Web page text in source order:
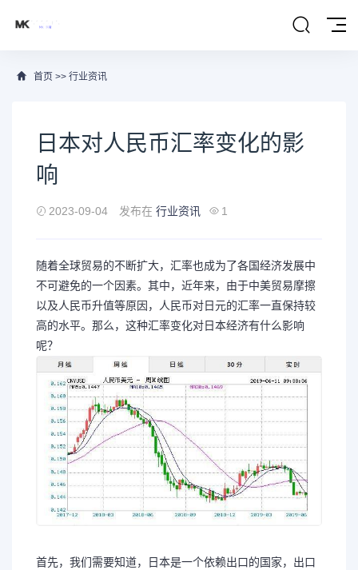
首页 >> 行业资讯
日本对人民币汇率变化的影
响
2023-09-04 发布在 行业资讯 1
随着全球贸易的不断扩大，汇率也成为了各国经济发展中
不可避免的一个因素。其中，近年来，由于中美贸易摩擦
以及人民币升值等原因，人民币对日元的汇率一直保持较
高的水平。那么，这种汇率变化对日本经济有什么影响
呢？
首先，我们需要知道，日本是一个依赖出口的国家，出口